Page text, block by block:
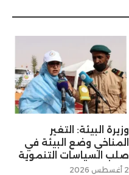
وزيرة البيئة: التغير
المناخي وضع البيئة في
صلب السياسات التنموية
2 أغسطس 2026